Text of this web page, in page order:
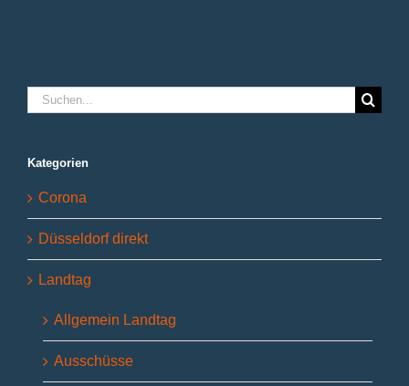
Suche
nach:
Kategorien
Corona
Düsseldorf direkt
Landtag
Allgemein Landtag
Ausschüsse